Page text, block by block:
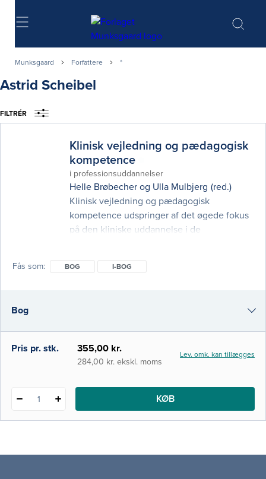
Søg
Munksgaard Forfattere *
Astrid Scheibel
FILTRÉR
Klinisk vejledning og pædagogisk
kompetence
i professionsuddannelser
Helle Brøbecher og Ulla Mulbjerg (red.)
Klinisk vejledning og pædagogisk
kompetence udspringer af det øgede fokus
på den kliniske uddannelse i de
bekendtgørelsen om uddannelse af kliniske
betydning for læring i klinisk praksis. Den
gennemgående intention er at skabe
Fås som BOG I-BOG
Bog
i-bog
Pris pr. stk. 355,00 kr.
284,00 kr. ekskl. moms
Lev. omk. kan tillægges
1 KØB